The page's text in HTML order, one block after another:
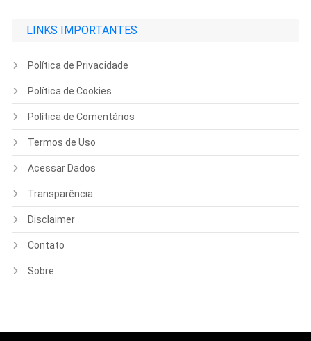
LINKS IMPORTANTES
Política de Privacidade
Política de Cookies
Política de Comentários
Termos de Uso
Acessar Dados
Transparência
Disclaimer
Contato
Sobre